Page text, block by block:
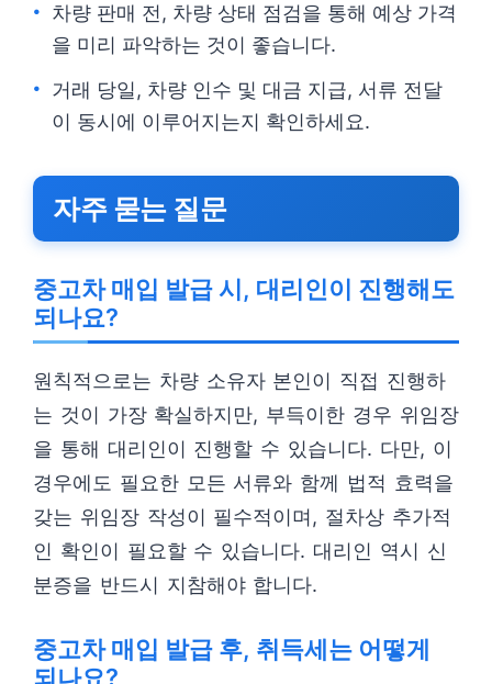
차량 판매 전, 차량 상태 점검을 통해 예상 가격
을 미리 파악하는 것이 좋습니다.
거래 당일, 차량 인수 및 대금 지급, 서류 전달
이 동시에 이루어지는지 확인하세요.
자주 묻는 질문
중고차 매입 발급 시, 대리인이 진행해도
되나요?
원칙적으로는 차량 소유자 본인이 직접 진행하
는 것이 가장 확실하지만, 부득이한 경우 위임장
을 통해 대리인이 진행할 수 있습니다. 다만, 이
경우에도 필요한 모든 서류와 함께 법적 효력을
갖는 위임장 작성이 필수적이며, 절차상 추가적
인 확인이 필요할 수 있습니다. 대리인 역시 신
분증을 반드시 지참해야 합니다.
중고차 매입 발급 후, 취득세는 어떻게
되나요?